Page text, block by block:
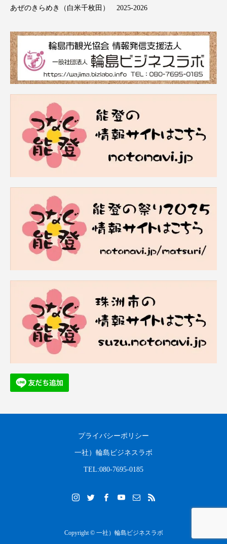
あぜのきらめき（白米千枚田） 2025-2026
プライバシーポリシー
一社）輪島ビジネスラボ
TEL:080-7695-0185
Copyright © 一社）輪島ビジネスラボ